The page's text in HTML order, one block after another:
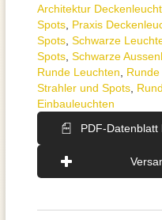
Architektur
Spots Praxis
Spots Schwarze
Spots Schwarze
Runde Leuchten
Strahler und Spots
Einbauleuchten
PDF-